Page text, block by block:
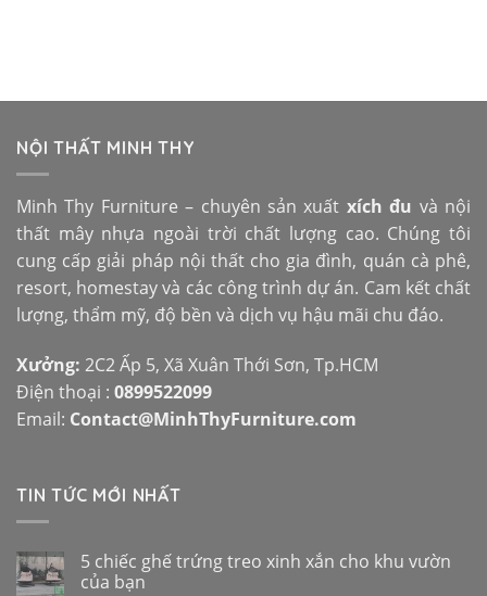
NỘI THẤT MINH THY
Minh Thy Furniture – chuyên sản xuất xích đu và nội
thất mây nhựa ngoài trời chất lượng cao. Chúng tôi
cung cấp giải pháp nội thất cho gia đình, quán cà phê,
resort, homestay và các công trình dự án. Cam kết chất
lượng, thẩm mỹ, độ bền và dịch vụ hậu mãi chu đáo.
Xưởng: 2C2 Ấp 5, Xã Xuân Thới Sơn, Tp.HCM
Điện thoại : 0899522099
Email: Contact@MinhThyFurniture.com
TIN TỨC MỚI NHẤT
5 chiếc ghế trứng treo xinh xắn cho khu vườn
của bạn